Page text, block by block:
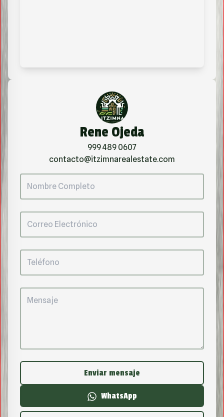
Rene Ojeda
999 489 0607
contacto@itzimnarealestate.com
Enviar mensaje
WhatsApp